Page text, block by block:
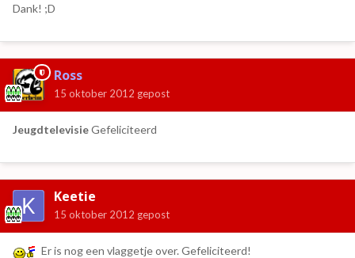
Dank! ;D
Ross
15 oktober 2012 gepost
JeugdtelevisieGefeliciteerd
Keetie
15 oktober 2012 gepost
Er is nog een vlaggetje over. Gefeliciteerd!